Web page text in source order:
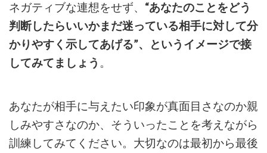
ネガティブな連想をせず、 “あなたのことをどう
判断したらいいかまだ迷っている相手に対して分
かりやすく示してあげる”、というイメージで接
してみてましょう 。
あなたが相手に与えたい印象が真面目さなのか親
しみやすさなのか、そういったことを考えながら
訓練してみてください。大切なのは最初から最後